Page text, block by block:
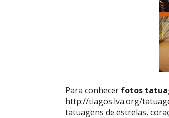
Para conhecer fotos
http://tiagosilva.org/
tatuagens de estrelas,